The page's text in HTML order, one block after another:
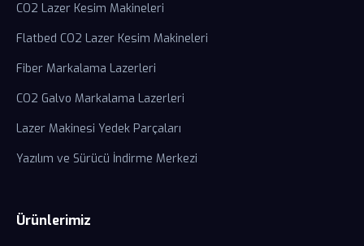
CO2 Lazer Kesim Makineleri
Flatbed CO2 Lazer Kesim Makineleri
Fiber Markalama Lazerleri
CO2 Galvo Markalama Lazerleri
Lazer Makinesi Yedek Parçaları
Yazılım ve Sürücü İndirme Merkezi
Ürünlerimiz